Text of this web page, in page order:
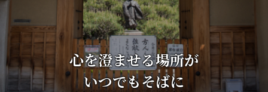
心を澄ませる場所が
いつでもそばに